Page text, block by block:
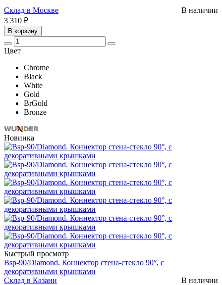
Склад в Москве
В наличии
3 310 ₽
В корзину
Цвет
Chrome
Black
White
Gold
BrGold
Bronze
Новинка
Быстрый просмотр
Bsp-90/Diamond. Коннектор стена-стекло 90°, с
декоративными крышками
Склад в Казани
В наличии